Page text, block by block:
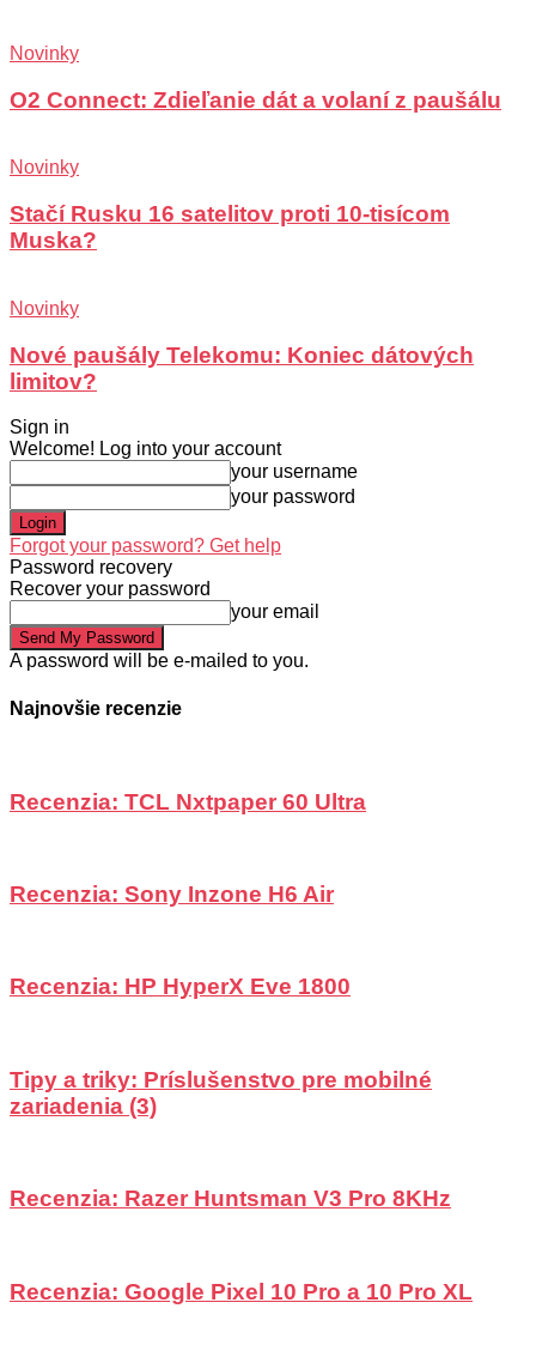
Novinky
O2 Connect: Zdieľanie dát a volaní z paušálu
Novinky
Stačí Rusku 16 satelitov proti 10-tisícom
Muska?
Novinky
Nové paušály Telekomu: Koniec dátových
limitov?
Sign in
Welcome! Log into your account
your username
your password
Forgot your password? Get help
Password recovery
Recover your password
your email
A password will be e-mailed to you.
Najnovšie recenzie
Recenzia: TCL Nxtpaper 60 Ultra
Recenzia: Sony Inzone H6 Air
Recenzia: HP HyperX Eve 1800
Tipy a triky: Príslušenstvo pre mobilné
zariadenia (3)
Recenzia: Razer Huntsman V3 Pro 8KHz
Recenzia: Google Pixel 10 Pro a 10 Pro XL